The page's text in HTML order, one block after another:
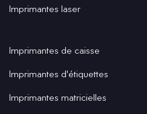
Imprimantes laser
Imprimantes de caisse
Imprimantes d'étiquettes
Imprimantes matricielles